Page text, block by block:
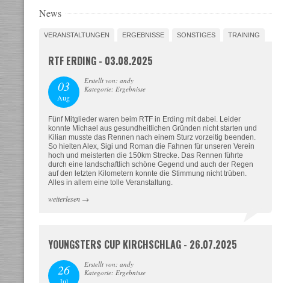
News
VERANSTALTUNGEN ERGEBNISSE SONSTIGES TRAINING
RTF ERDING - 03.08.2025
03
Aug
Erstellt von: andy
Kategorie: Ergebnisse
Fünf Mitglieder waren beim RTF in Erding mit dabei. Leider
konnte Michael aus gesundheitlichen Gründen nicht starten und
Kilian musste das Rennen nach einem Sturz vorzeitig beenden.
So hielten Alex, Sigi und Roman die Fahnen für unseren Verein
hoch und meisterten die 150km Strecke. Das Rennen führte
durch eine landschaftlich schöne Gegend und auch der Regen
auf den letzten Kilometern konnte die Stimmung nicht trüben.
Alles in allem eine tolle Veranstaltung.
weiterlesen→
YOUNGSTERS CUP KIRCHSCHLAG - 26.07.2025
26
Erstellt von: andy
Kategorie: Ergebnisse